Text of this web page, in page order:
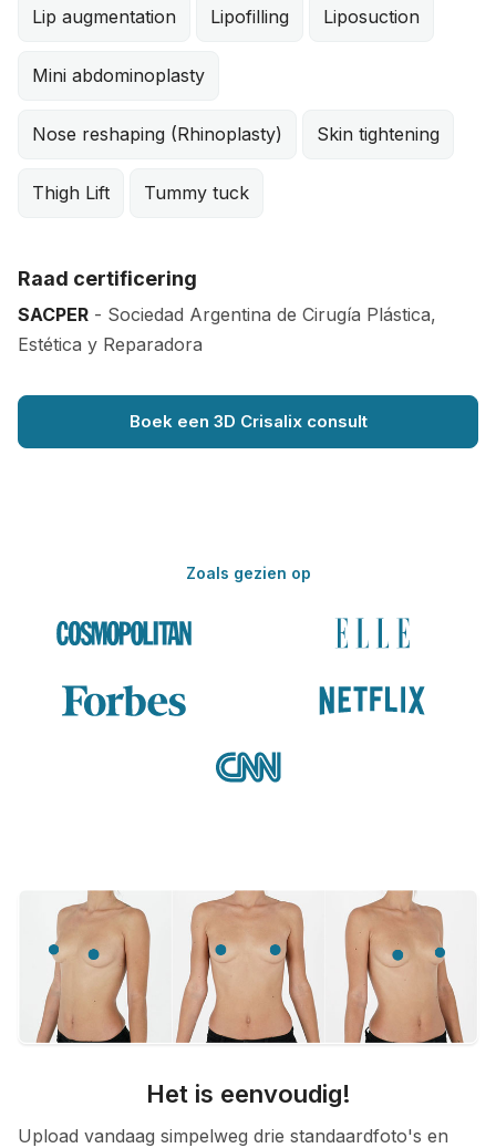
Lip augmentation Lipofilling Liposuction
Mini abdominoplasty
Nose reshaping (Rhinoplasty) Skin tightening
Thigh Lift Tummy tuck
Raad certificering
SACPER - Sociedad Argentina de Cirugía Plástica,
Estética y Reparadora
Boek een 3D Crisalix consult
Zoals gezien op
Het is eenvoudig!
Upload vandaag simpelweg drie standaardfoto's en